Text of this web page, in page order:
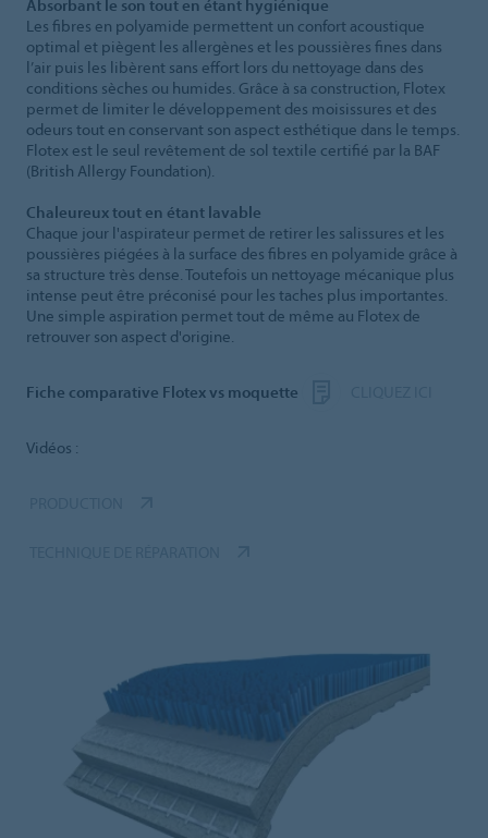
Absorbant le son tout en étant hygiénique
Les fibres en polyamide permettent un confort acoustique
optimal et piègent les allergènes et les poussières fines dans
l’air puis les libèrent sans effort lors du nettoyage dans des
conditions sèches ou humides. Grâce à sa construction, Flotex
permet de limiter le développement des moisissures et des
odeurs tout en conservant son aspect esthétique dans le temps.
Flotex est le seul revêtement de sol textile certifié par la BAF
(British Allergy Foundation).
Chaleureux tout en étant lavable
Chaque jour l'aspirateur permet de retirer les salissures et les
poussières piégées à la surface des fibres en polyamide grâce à
sa structure très dense. Toutefois un nettoyage mécanique plus
intense peut être préconisé pour les taches plus importantes.
Une simple aspiration permet tout de même au Flotex de
retrouver son aspect d'origine.
Fiche comparative Flotex vs moquette
Vidéos :